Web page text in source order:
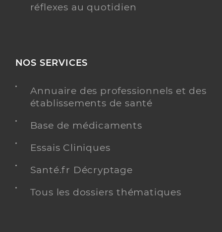
réflexes au quotidien
NOS SERVICES
Annuaire des professionnels et des
établissements de santé
Base de médicaments
Essais Cliniques
Santé.fr Décryptage
Tous les dossiers thématiques